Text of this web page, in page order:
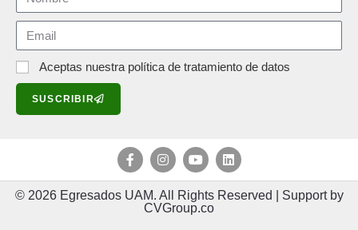
Aceptas nuestra política de tratamiento de datos
SUSCRIBIR
© 2026 Egresados UAM. All Rights Reserved | Support by
CVGroup.co